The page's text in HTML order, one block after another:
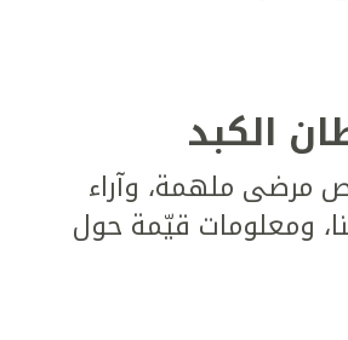
الكبد
مرضى ملهمة، وآراء
ومعلومات قيّمة حول